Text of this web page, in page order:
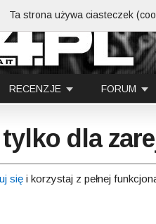
RECENZJE FORUM
dla
się i korzystaj z pełnej
Ta strona używa ciasteczek